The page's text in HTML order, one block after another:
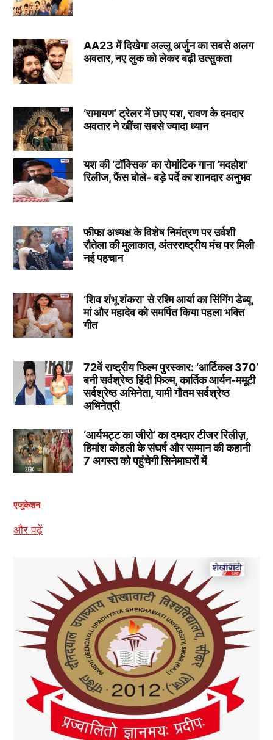
AA23 में दिखेगा अल्लू अर्जुन का सबसे अलग
अवतार, नए लुक को लेकर बढ़ी उत्सुकता
‘रामायण’ ट्रेलर में छाए यश, रावण के दमदार
अवतार ने खींचा सबसे ज्यादा ध्यान
यश की ‘टॉक्सिक’ का रोमांटिक गाना ‘मदहोश’
रिलीज, फैंस बोले- बड़े पर्दे का शानदार अनुभव
फीफा अध्यक्ष के विशेष निमंत्रण पर उर्वशी
रौतेला की मुलाकात, अंतरराष्ट्रीय मंच पर मिली
नई पहचान
‘शिव शंभू शंकरा’ से रश्मि आर्या का सिंगिंग डेब्यू,
मां और महादेव को समर्पित किया पहला भक्ति
गीत
72वें राष्ट्रीय फिल्म पुरस्कार: ‘आर्टिकल 370’
बनी सर्वश्रेष्ठ हिंदी फिल्म, कार्तिक आर्यन-ममूटी
सर्वश्रेष्ठ अभिनेता, यामी गौतम सर्वश्रेष्ठ
अभिनेत्री
‘आर्यभट्ट का जीरो’ का दमदार टीजर रिलीज़,
हिमांश कोहली के संघर्ष और सम्मान की कहानी
7 अगस्त को पहुंचेगी सिनेमाघरों में
एजुकेशन
और पढ़ें